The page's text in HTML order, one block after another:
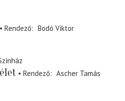
Rendező
Bodó Viktor
Rendező
Ascher Tamás